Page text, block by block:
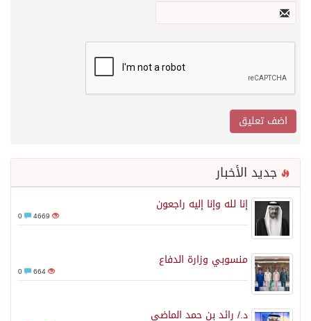
جديد الأخبار
إنا لله وإنا إليه راجعون
4669
منسوبي وزارة الدفاع
664
د./ رائد بن حمد الماضي